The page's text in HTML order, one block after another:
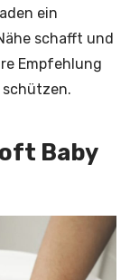
ein
schafft und
Empfehlung
schützen.
oft Baby